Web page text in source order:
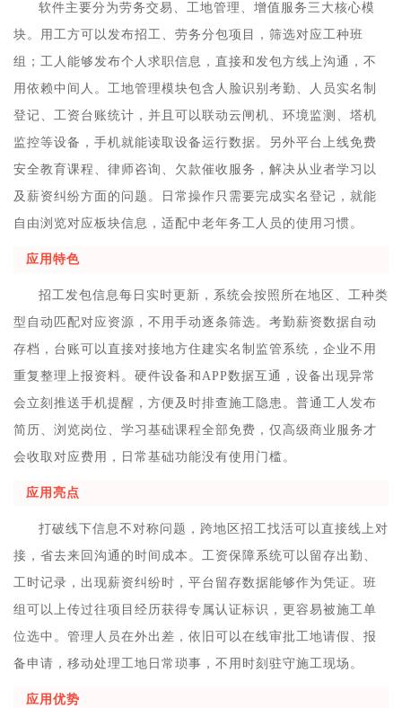
软件主要分为劳务交易、工地管理、增值服务三大核心模
块。用工方可以发布招工、劳务分包项目，筛选对应工种班
组；工人能够发布个人求职信息，直接和发包方线上沟通，不
用依赖中间人。工地管理模块包含人脸识别考勤、人员实名制
登记、工资台账统计，并且可以联动云闸机、环境监测、塔机
监控等设备，手机就能读取设备运行数据。另外平台上线免费
安全教育课程、律师咨询、欠款催收服务，解决从业者学习以
及薪资纠纷方面的问题。日常操作只需要完成实名登记，就能
自由浏览对应板块信息，适配中老年务工人员的使用习惯。
应用特色
招工发包信息每日实时更新，系统会按照所在地区、工种类
型自动匹配对应资源，不用手动逐条筛选。考勤薪资数据自动
存档，台账可以直接对接地方住建实名制监管系统，企业不用
重复整理上报资料。硬件设备和APP数据互通，设备出现异常
会立刻推送手机提醒，方便及时排查施工隐患。普通工人发布
简历、浏览岗位、学习基础课程全部免费，仅高级商业服务才
会收取对应费用，日常基础功能没有使用门槛。
应用亮点
打破线下信息不对称问题，跨地区招工找活可以直接线上对
接，省去来回沟通的时间成本。工资保障系统可以留存出勤、
工时记录，出现薪资纠纷时，平台留存数据能够作为凭证。班
组可以上传过往项目经历获得专属认证标识，更容易被施工单
位选中。管理人员在外出差，依旧可以在线审批工地请假、报
备申请，移动处理工地日常琐事，不用时刻驻守施工现场。
应用优势